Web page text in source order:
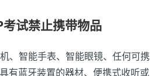
考试禁止携带物品
、智能手表、智能眼镜、任何可携
有蓝牙装置的器材、便携式收听或